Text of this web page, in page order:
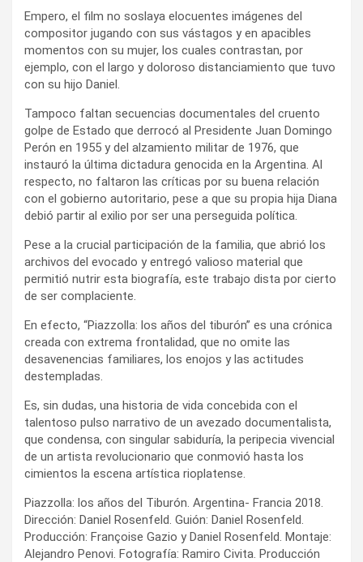
Empero, el film no soslaya elocuentes imágenes del
compositor jugando con sus vástagos y en apacibles
momentos con su mujer, los cuales contrastan, por
ejemplo, con el largo y doloroso distanciamiento que tuvo
con su hijo Daniel.
Tampoco faltan secuencias documentales del cruento
golpe de Estado que derrocó al Presidente Juan Domingo
Perón en 1955 y del alzamiento militar de 1976, que
instauró la última dictadura genocida en la Argentina. Al
respecto, no faltaron las críticas por su buena relación
con el gobierno autoritario, pese a que su propia hija Diana
debió partir al exilio por ser una perseguida política.
Pese a la crucial participación de la familia, que abrió los
archivos del evocado y entregó valioso material que
permitió nutrir esta biografía, este trabajo dista por cierto
de ser complaciente.
En efecto, “Piazzolla: los años del tiburón” es una crónica
creada con extrema frontalidad, que no omite las
desavenencias familiares, los enojos y las actitudes
destempladas.
Es, sin dudas, una historia de vida concebida con el
talentoso pulso narrativo de un avezado documentalista,
que condensa, con singular sabiduría, la peripecia vivencial
de un artista revolucionario que conmovió hasta los
cimientos la escena artística rioplatense.
Piazzolla: los años del Tiburón. Argentina- Francia 2018.
Dirección: Daniel Rosenfeld. Guión: Daniel Rosenfeld.
Producción: Françoise Gazio y Daniel Rosenfeld. Montaje:
Alejandro Penovi. Fotografía: Ramiro Civita. Producción